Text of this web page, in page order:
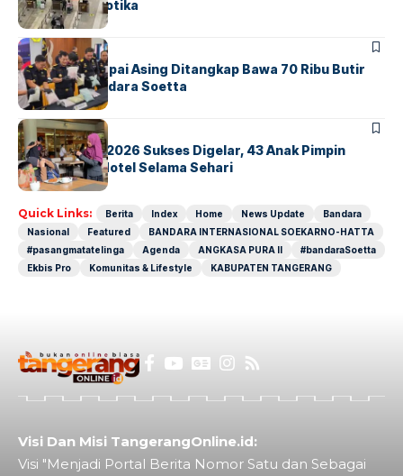
Sindikat Narkotika
BANDARA BERITA
Kopilot Maskapai Asing Ditangkap Bawa 70 Ribu Butir
Ekstasi di Bandara Soetta
BERITAINDEX
GM For A Day 2026 Sukses Digelar, 43 Anak Pimpin
Operasional Hotel Selama Sehari
Quick Links: Berita Index Home News Update
Bandara
Nasional
Featured
BANDARA INTERNASIONAL SOEKARNO-HATTA
#pasangmatatelinga
Agenda ANGKASA PURA II
#bandaraSoetta
Ekbis Pro
Komunitas & Lifestyle KABUPATEN TANGERANG
Visi Dan Misi TangerangOnline.id:
Visi "Menjadi Portal Berita Nomor Satu dan Sebagai